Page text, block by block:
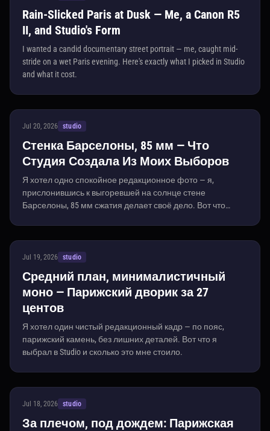
Rain-Slicked Paris at Dusk — Me, a Canon R5
II, and Studio's Form
I wanted a candid documentary street portrait — me, caught mid-
stride on a wet Paris evening. Here's exactly what I picked in Studio
and what it cost.
Jul 20, 2026 studio
Стенка Барселоны, 85 мм — Что
Студия Создала Из Моих Выборов
Я хотел одно спокойное редакционное фото — я,
прислонившись к выгоревшей на солнце стене
Барселоны, 85 мм сжатия делает своё дело. Вот что
Jul 19, 2026 studio
Средний план, минималистичный
моно — Парижский дворик за 27
центов
Я хотел один чистый редакционный кадр — по пояс,
парижский камень, без лишних деталей. Вот что я
выбрал в Studio и сколько это мне стоило.
Jul 18, 2026 studio
За плечом, под дождем: Парижская